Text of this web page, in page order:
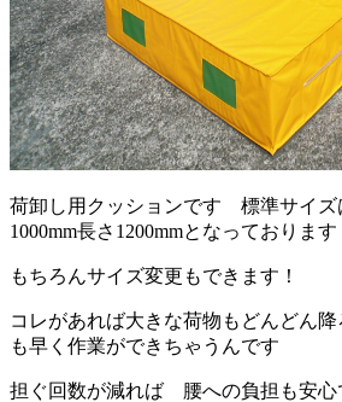
荷卸し用クッションです 標準サイズ
1000mm長さ1200mmとなっております
もちろんサイズ変更もできます！
コレがあれば大きな荷物もどんどん
も早く作業ができちゃうんです
担ぐ回数が減れば 腰への負担も安心